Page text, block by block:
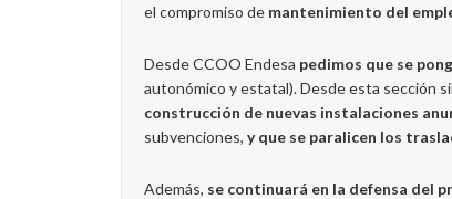
el compromiso de mantenimiento del
Desde CCOO Endesa pedimos que se
autonómico y estatal). Desde esta sección
construcción de nuevas instalaciones
subvenciones, y que se paralicen los
Además, se continuará en la defensa del